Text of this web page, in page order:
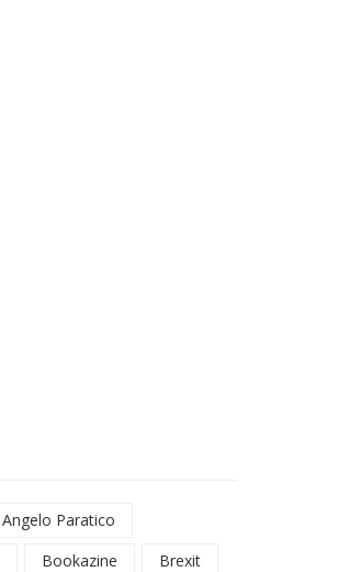
Angelo Paratico
Bookazine
Brexit